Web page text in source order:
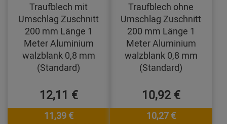
Traufblech mit
Umschlag Zuschnitt
200 mm Länge 1
Meter Aluminium
walzblank 0,8 mm
(Standard)
12,11 €
11,39 €
Traufblech ohne
Umschlag Zuschnitt
200 mm Länge 1
Meter Aluminium
walzblank 0,8 mm
(Standard)
10,92 €
10,27 €